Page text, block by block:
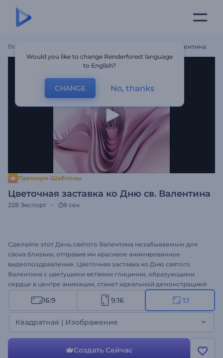
Главная Цветочная Заставка Ко Дню Св. Валентина
Премиум-Шаблоны
Цветочная заставка ко Дню св. Валентина
228 Экспорт 8 сек
Сделайте этот День святого Валентина незабываемым для
своих близких, отправив им красивое анимированное
видеопоздравление. Цветочная заставка ко Дню святого
Валентина с цветущими ветвями глицинии, образующими
сердце в центре анимации, станет идеальной демонстрацией
ваших теплых поздравлений. Все, что вам нужно сделать, —
это ввести текст послания и подождать несколько минут,
чтобы получить профессиональное анимированное
поздравление. Шаблон прекрасно подходит для признаний в
любви, праздничных поздравлений, телевизионной рекламы,
множества других проектов. Создайте свой уникальный
16:9 9:16 1:1
Квадратная | Изображение
Создать Сейчас
Would you like to change Renderforest language
to English?
CHANGE No, thanks